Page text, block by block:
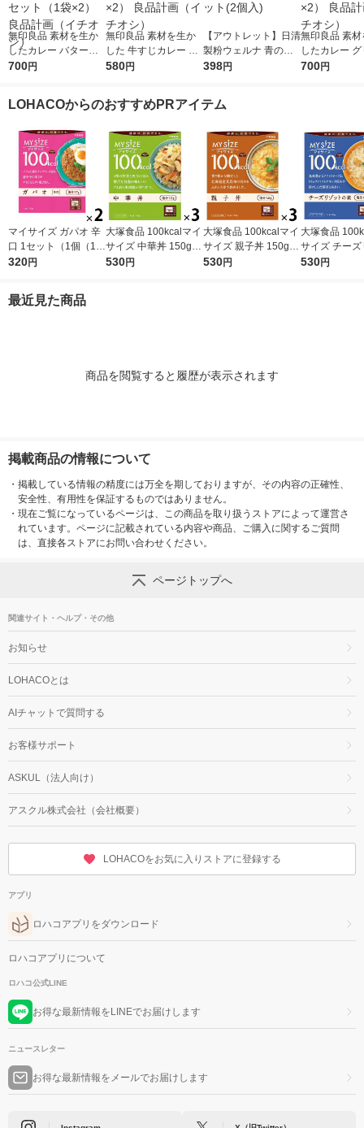
無印良品 素材を生か
したカレー バターチ
キン 180g（1人前） 1
700円
無印良品 素材を生か
した 牛すじカレー 18
0g（1人前） 1セット
580円
【アウトレット】日清
製粉ウェルナ 青の洞
窟 ボロネーゼ140g
398円
無印良品 素材
したカレー
180g（1人前
700円
LOHACOからのおすすめPRアイテム
マイサイズ ガパオ 辛
口 1セット（1個（10
0g）×2） 100kcal
320円
大塚食品 100kcalマイ
サイズ 中華丼 150g 3
個 カロリーコントロ
530円
大塚食品 100kcalマイ
サイズ 親子丼 150g 3
個 カロリーコントロ
530円
大塚食品
サイズ チーズ
トの素86g3個 カロリ
530円
最近見た商品
商品を閲覧すると履歴が表示されます
掲載商品の情報について
・ 掲載している情報の精度には万全を期しておりますが、その内容の正確性、
安全性、有用性を保証するものではありません。
・ 現在ご覧になっているページは、この商品を取り扱うストアによって運営さ
れています。ページに記載されている内容や商品、ご購入に関するご質問
は、直接各ストアにお問い合わせください。
ページトップへ
関連サイト・ヘルプ・その他
お知らせ
LOHACOとは
AIチャットで質問する
お客様サポート
ASKUL（法人向け）
アスクル株式会社（会社概要）
LOHACOをお気に入りストアに登録する
アプリ
ロハコアプリをダウンロード
ロハコアプリについて
ロハコ公式LINE
お得な最新情報をLINEでお届けします
ニュースレター
お得な最新情報をメールでお届けします